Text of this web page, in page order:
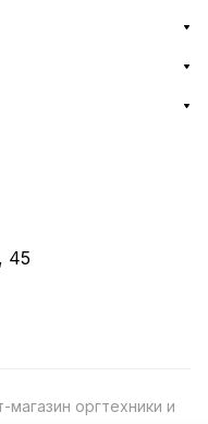
45
оргтехники и